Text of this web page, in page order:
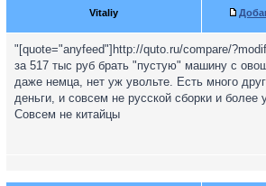
Vitaliy
"[quote="anyfeed"]http://quto.ru/compare/
за 517 тыс руб брать "пустую" машину с
даже немца, нет уж увольте. Есть много
деньги, и совсем не русской сборки и более
Совсем не китайцы